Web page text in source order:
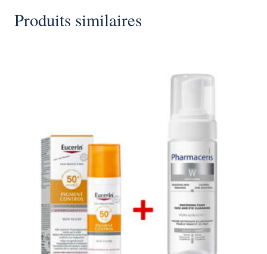
Produits similaires